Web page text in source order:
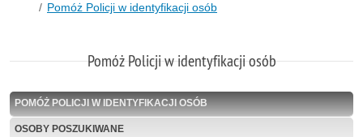
Pomóż Policji w identyfikacji osób
Pomóż Policji w identyfikacji osób
POMÓŻ POLICJI W IDENTYFIKACJI OSÓB
OSOBY POSZUKIWANE